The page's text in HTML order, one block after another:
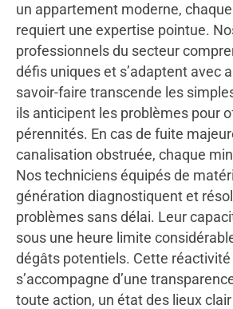
un appartement moderne,
requiert une expertise pointue.
professionnels du secteur
défis uniques et s’adaptent avec
savoir-faire transcende les
ils anticipent les problèmes pour
pérennités. En cas de fuite
canalisation obstruée, chaque
Nos techniciens équipés de
génération diagnostiquent et
problèmes sans délai. Leur
sous une heure limite
dégâts potentiels. Cette réactivité
s’accompagne d’une
toute action, un état des lieux